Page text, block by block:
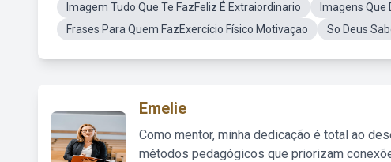
Imagem Tudo Que Te FazFeliz É Extraiordinario
Imagens Que
Frases Para Quem FazExercício Físico Motivaçao
So Deus
Emelie
Como mentor, minha dedicação é total ao
métodos pedagógicos que priorizam